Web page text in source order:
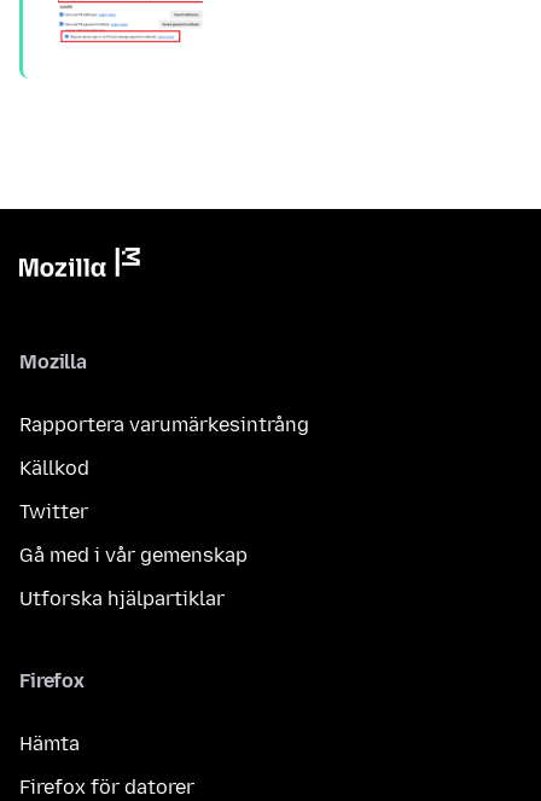
Mozilla
Rapportera varumärkesintrång
Källkod
Twitter
Gå med i vår gemenskap
Utforska hjälpartiklar
Firefox
Hämta
Firefox för datorer